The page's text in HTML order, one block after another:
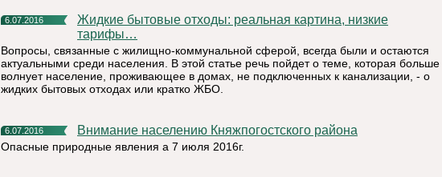
6.07.2016
Жидкие бытовые отходы: реальная картина, низкие
тарифы…
Вопросы, связанные с жилищно-коммунальной сферой, всегда были и остаются
актуальными среди населения. В этой статье речь пойдет о теме, которая больше
волнует население, проживающее в домах, не подключенных к канализации, - о
жидких бытовых отходах или кратко ЖБО.
6.07.2016 Внимание населению Княжпогостского района
Опасные природные явления а 7 июля 2016г.